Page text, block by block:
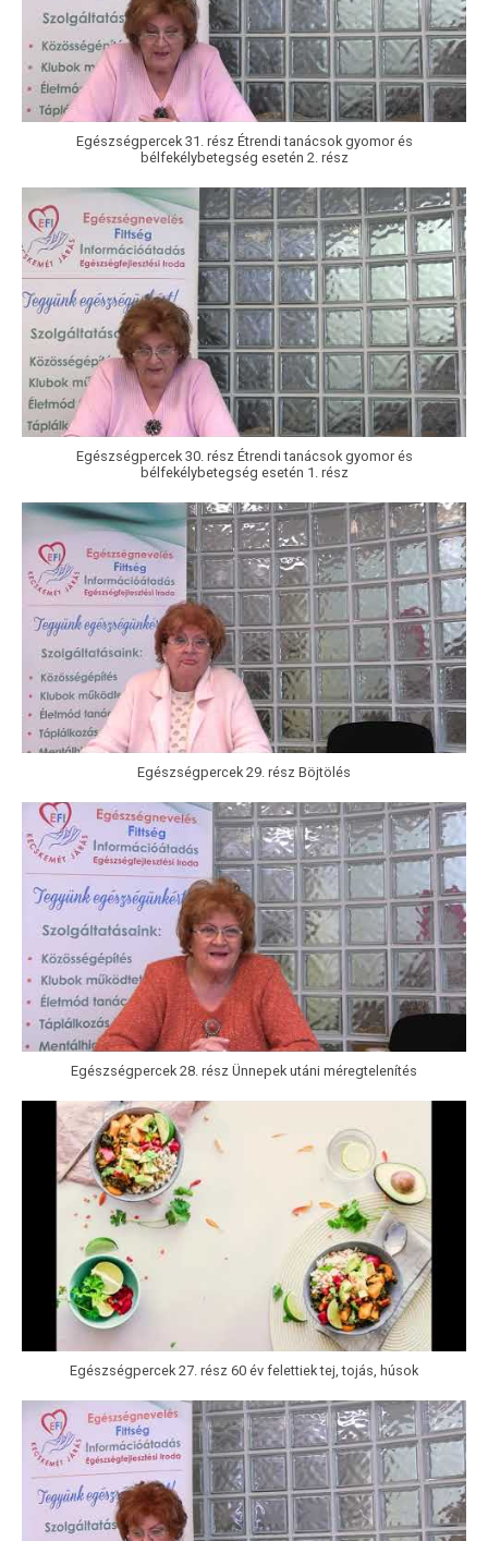
Egészségpercek 31. rész Étrendi tanácsok gyomor és
bélfekélybetegség esetén 2. rész
Egészségpercek 30. rész Étrendi tanácsok gyomor és
bélfekélybetegség esetén 1. rész
Egészségpercek 29. rész Böjtölés
Egészségpercek 28. rész Ünnepek utáni méregtelenítés
Egészségpercek 27. rész 60 év felettiek tej, tojás, húsok